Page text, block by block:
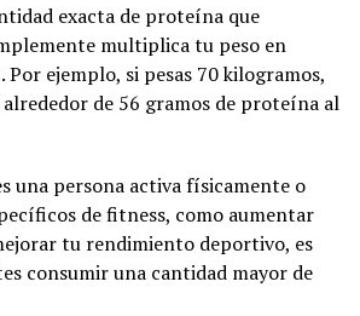
exacta de proteína que
multiplica tu peso en
ejemplo, si pesas 70 kilogramos,
de 56 gramos de proteína al
una persona activa físicamente o
de fitness, como aumentar
tu rendimiento deportivo, es
consumir una cantidad mayor de